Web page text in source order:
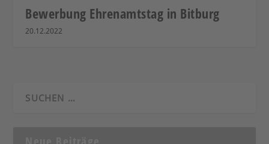
Bewerbung Ehrenamtstag in Bitburg
20.12.2022